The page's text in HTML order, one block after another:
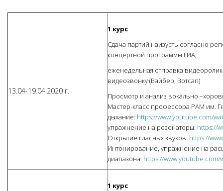
13.04-19.04.2020 г.
1 курс
Сдача партий наизусть согласно
концертной программы ГИА;
еженедельная отправка
видеозвонку (Вайбер, Вотсап)
Просмотр и анализ вокально
Мастер-класс профессора РАМ им.
дыхание: https://www.youtube.com/
упражнение на резонаторы: https://
Открытие гласных звуков: https://
Интонирование, упражнение на
диапазона: https://www.youtube.com/
1 курс